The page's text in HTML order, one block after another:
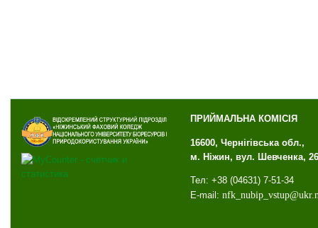
ПРИЙМАЛЬНА КОМІСІЯ
16600, Чернігівська обл.,
м. Ніжин, вул. Шевченка, 26
Тел: +38 (04631) 7-51-34
E-mail: nfk_ nubip_ vstup@ukr.